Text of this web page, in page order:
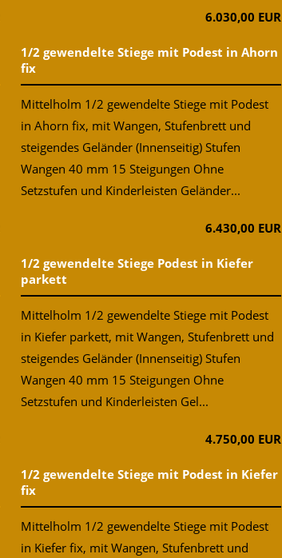
6.030,00 EUR
1/2 gewendelte Stiege mit Podest in Ahorn
fix
Mittelholm 1/2 gewendelte Stiege mit Podest
in Ahorn fix, mit Wangen, Stufenbrett und
steigendes Geländer (Innenseitig) Stufen
Wangen 40 mm 15 Steigungen Ohne
Setzstufen und Kinderleisten Geländer...
6.430,00 EUR
1/2 gewendelte Stiege Podest in Kiefer
parkett
Mittelholm 1/2 gewendelte Stiege mit Podest
in Kiefer parkett, mit Wangen, Stufenbrett und
steigendes Geländer (Innenseitig) Stufen
Wangen 40 mm 15 Steigungen Ohne
Setzstufen und Kinderleisten Gel...
4.750,00 EUR
1/2 gewendelte Stiege mit Podest in Kiefer
fix
Mittelholm 1/2 gewendelte Stiege mit Podest
in Kiefer fix, mit Wangen, Stufenbrett und